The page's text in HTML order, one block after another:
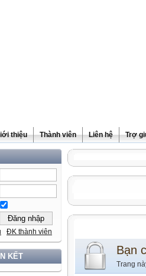
thiệu Thành viên Liên hệ Trợ
ĐK thành viên
KẾT Bạn
Trang